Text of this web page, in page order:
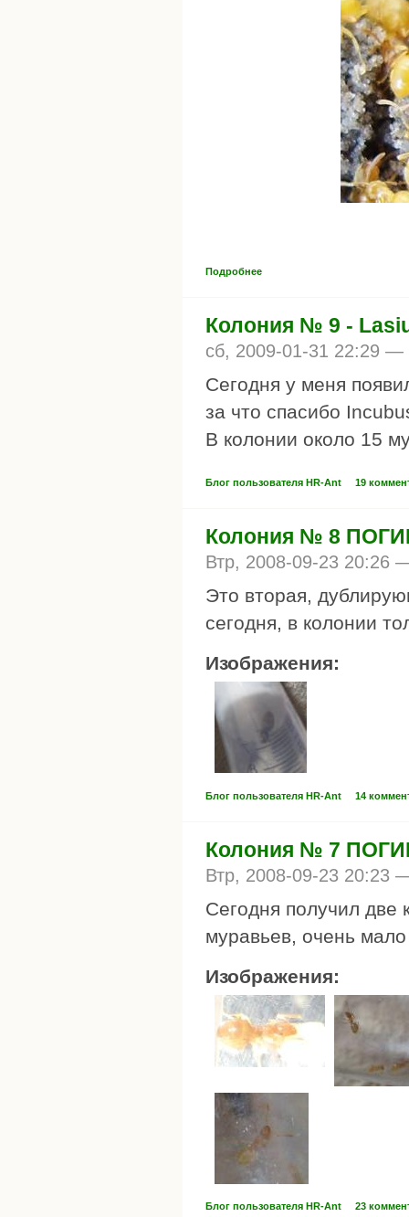
Подробнее
Колония № 9 -
сб, 2009-01-31 22:29 —
Сегодня у меня
за что спасибо
В колонии около 15
Блог пользователя HR-Ant 19
Колония № 8
Втр, 2008-09-23 20:26
Это вторая,
сегодня, в колонии
Изображения:
Блог пользователя HR-Ant 14
Колония № 7
Втр, 2008-09-23 20:23
Сегодня получил две
муравьев, очень
Изображения:
Блог пользователя HR-Ant 23